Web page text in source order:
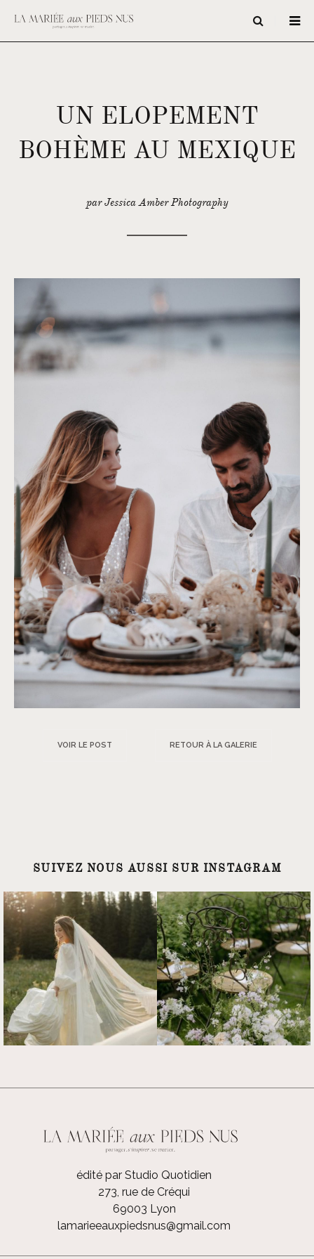
UN ELOPEMENT
BOHÈME AU MEXIQUE
par Jessica Amber Photography
VOIR LE POST RETOUR À LA GALERIE
SUIVEZ NOUS AUSSI SUR INSTAGRAM
édité par Studio Quotidien
273, rue de Créqui
69003 Lyon
lamarieeauxpiedsnus@gmail.com